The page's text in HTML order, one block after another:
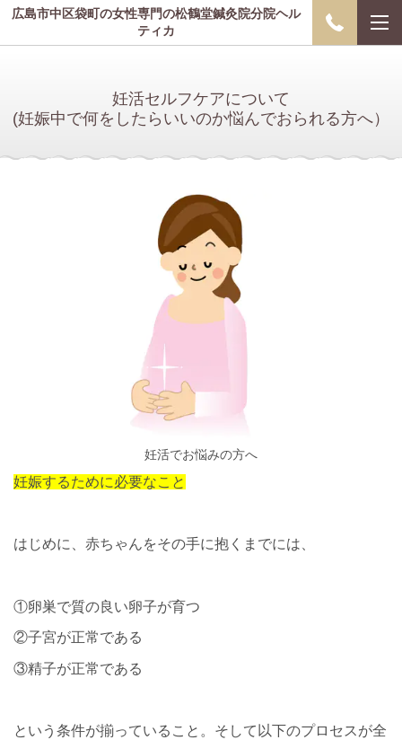
広島市中区袋町の女性専門の松鶴堂鍼灸院分院ヘル
ティカ
妊活セルフケアについて
(妊娠中で何をしたらいいのか悩んでおられる方へ）
妊活でお悩みの方へ
妊娠するために必要なこと
はじめに、赤ちゃんをその手に抱くまでには、
①卵巣で質の良い卵子が育つ
②子宮が正常である
③精子が正常である
という条件が揃っていること。そして以下のプロセスが全